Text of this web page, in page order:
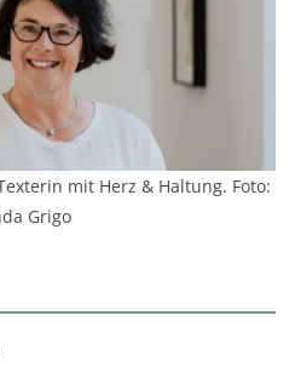
mit Herz & Haltung. Foto:
Grigo